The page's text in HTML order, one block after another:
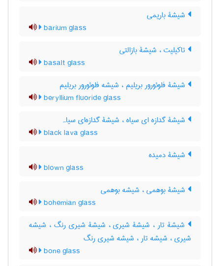
شیشۀ باریمی
barium glass
تاکیلیت ، شیشۀ بازالتی
basalt glass
شیشۀ فلوئورور بریلیم ، شیشه فلوئورور بریلیم
beryllium fluoride glass
شیشۀ گدازه ای سیاه ، شیشۀ گدازه‌ای سیاہ
black lava glass
شیشۀ دمیده
blown glass
شیشۀ بوهمی ، شیشه بوهمی
bohemian glass
شیشۀ تار ، شیشۀ شیری ، شیشۀ شیری رنگ ، شیشه
شیری ، شیشه تار ، شیشه شیری رنگ
bone glass